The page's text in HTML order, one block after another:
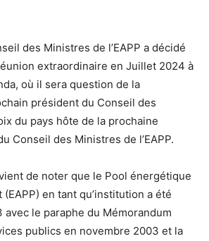
des Ministres de l’EAPP a décidé
extraordinaire en Juillet 2024 à
où il sera question de la
président du Conseil des
du pays hôte de la prochaine
Conseil des Ministres de l’EAPP.
de noter que le Pool énergétique
(EAPP) en tant qu’institution a été
avec le paraphe du Mémorandum
publics en novembre 2003 et la